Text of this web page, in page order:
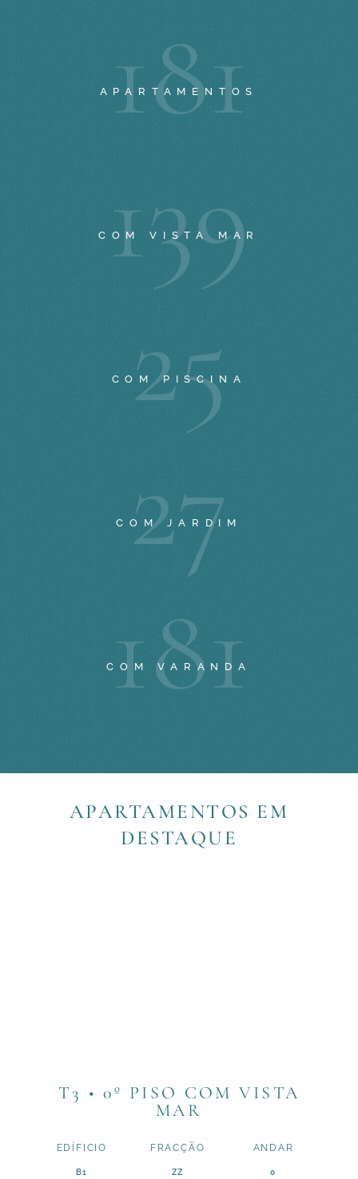
181
APARTAMENTOS
139
COM VISTA MAR
25
COM PISCINA
27
COM JARDIM
181
COM VARANDA
APARTAMENTOS EM
DESTAQUE
T3 • 0º PISO COM VISTA
MAR
EDÍFICIO
B1
FRACÇÃO
ZZ
ANDAR
0